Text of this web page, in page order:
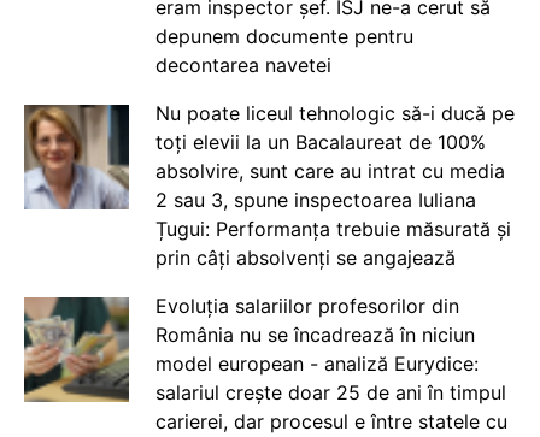
eram inspector șef. ISJ ne-a cerut să
depunem documente pentru
decontarea navetei
Nu poate liceul tehnologic să-i ducă pe
toți elevii la un Bacalaureat de 100%
absolvire, sunt care au intrat cu media
2 sau 3, spune inspectoarea Iuliana
Țugui: Performanța trebuie măsurată și
prin câți absolvenți se angajează
Evoluția salariilor profesorilor din
România nu se încadrează în niciun
model european - analiză Eurydice:
salariul crește doar 25 de ani în timpul
carierei, dar procesul e între statele cu